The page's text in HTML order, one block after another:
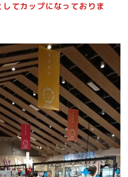
てカップになっておりま